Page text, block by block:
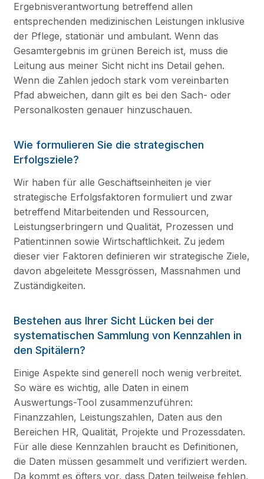
Ergebnisverantwortung betreffend allen
entsprechenden medizinischen Leistungen inklusive
der Pflege, stationär und ambulant. Wenn das
Gesamtergebnis im grünen Bereich ist, muss die
Leitung aus meiner Sicht nicht ins Detail gehen.
Wenn die Zahlen jedoch stark vom vereinbarten
Pfad abweichen, dann gilt es bei den Sach- oder
Personalkosten genauer hinzuschauen.
Wie formulieren Sie die strategischen
Erfolgsziele?
Wir haben für alle Geschäftseinheiten je vier
strategische Erfolgsfaktoren formuliert und zwar
betreffend Mitarbeitenden und Ressourcen,
Leistungserbringern und Qualität, Prozessen und
Patient:innen sowie Wirtschaftlichkeit. Zu jedem
dieser vier Faktoren definieren wir strategische Ziele,
davon abgeleitete Messgrössen, Massnahmen und
Zuständigkeiten.
Bestehen aus Ihrer Sicht Lücken bei der
systematischen Sammlung von Kennzahlen in
den Spitälern?
Einige Aspekte sind generell noch wenig verbreitet.
So wäre es wichtig, alle Daten in einem
Auswertungs-Tool zusammenzuführen:
Finanzzahlen, Leistungszahlen, Daten aus den
Bereichen HR, Qualität, Projekte und Prozessdaten.
Für alle diese Kennzahlen braucht es Definitionen,
die Daten müssen gesammelt und verifiziert werden.
Da kommt es öfters vor, dass Daten teilweise fehlen,